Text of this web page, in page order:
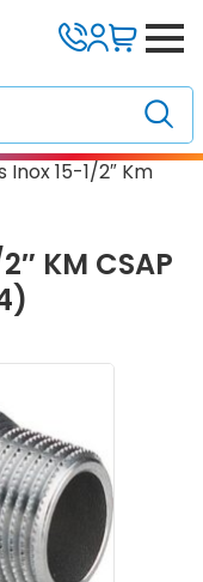
Inox 15-1/2″ Km
KM CSAP